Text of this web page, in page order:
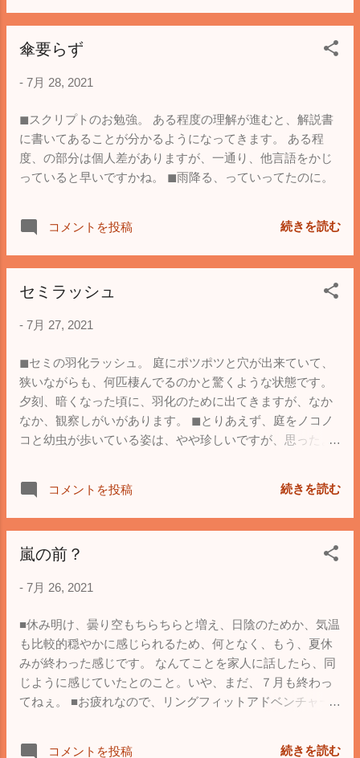
なしで選択のみで操作可能です。 中身機能より、やり切っ
傘要らず
- 7月 28, 2021
◼︎スクリプトのお勉強。 ある程度の理解が進むと、解説書
に書いてあることが分かるようになってきます。 ある程
度、の部分は個人差がありますが、一通り、他言語をかじ
っていると早いですかね。 ◼︎雨降る、っていってたのに。
コメントを投稿 続きを読む
セミラッシュ
- 7月 27, 2021
◼︎セミの羽化ラッシュ。 庭にポツポツと穴が出来ていて、
狭いながらも、何匹棲んでるのかと驚くような状態です。
夕刻、暗くなった頃に、羽化のために出てきますが、なか
なか、観察しがいがあります。 ◼︎とりあえず、庭をノコノ
コと幼虫が歩いている姿は、やや珍しいですが、思ったよ
コメントを投稿
続きを読む
嵐の前？
- 7月 26, 2021
■休み明け、曇り空もちらちらと増え、日陰のためか、気温
も比較的穏やかに感じられるため、何となく、もう、夏休
みが終わった感じです。 なんてことを家人に話したら、同
じように感じていたとのこと。いや、まだ、７月も終わっ
てねぇ。 ■お疲れなので、リングフィットアドベンチャー
コメントを投稿
続きを読む